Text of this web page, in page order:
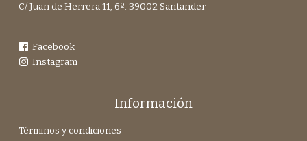
C/ Juan de Herrera 11, 6º. 39002 Santander
Facebook
Instagram
Información
Términos y condiciones